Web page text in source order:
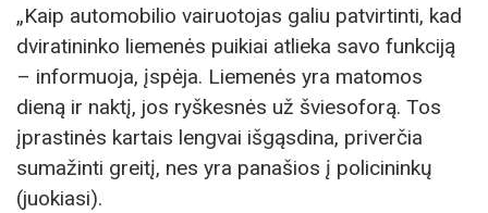
„Kaip automobilio vairuotojas galiu patvirtinti, kad
dviratininko liemenės puikiai atlieka savo funkciją
– informuoja, įspėja. Liemenės yra matomos
dieną ir naktį, jos ryškesnės už šviesoforą. Tos
įprastinės kartais lengvai išgąsdina, priverčia
sumažinti greitį, nes yra panašios į policininkų
(juokiasi).